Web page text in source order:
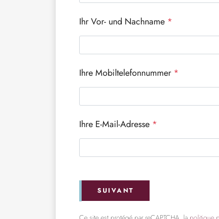
Ihr Vor- und Nachname *
Ihre Mobiltelefonnummer *
Ihre E-Mail-Adresse *
SUIVANT